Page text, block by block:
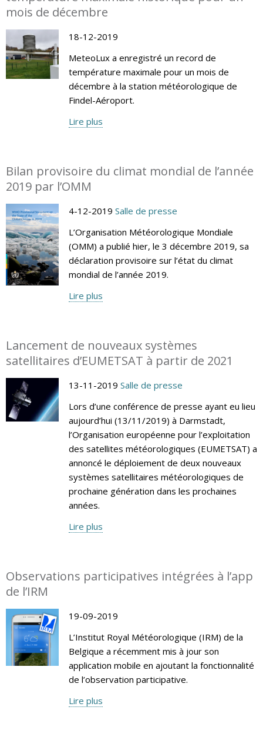
mois de décembre
18-12-2019
MeteoLux a enregistré un record de
température maximale pour un mois de
décembre à la station météorologique de
Findel-Aéroport.
Lire plus
Bilan provisoire du climat mondial de l’année
2019 par l’OMM
4-12-2019 Salle de presse
L’Organisation Météorologique Mondiale
(OMM) a publié hier, le 3 décembre 2019, sa
déclaration provisoire sur l’état du climat
mondial de l’année 2019.
Lire plus
Lancement de nouveaux systèmes
satellitaires d’EUMETSAT à partir de 2021
13-11-2019 Salle de presse
Lors d’une conférence de presse ayant eu lieu
aujourd’hui (13/11/2019) à Darmstadt,
l’Organisation européenne pour l’exploitation
des satellites météorologiques (EUMETSAT) a
annoncé le déploiement de deux nouveaux
systèmes satellitaires météorologiques de
prochaine génération dans les prochaines
années.
Lire plus
Observations participatives intégrées à l’app
de l’IRM
19-09-2019
L’Institut Royal Météorologique (IRM) de la
Belgique a récemment mis à jour son
application mobile en ajoutant la fonctionnalité
de l’observation participative.
Lire plus